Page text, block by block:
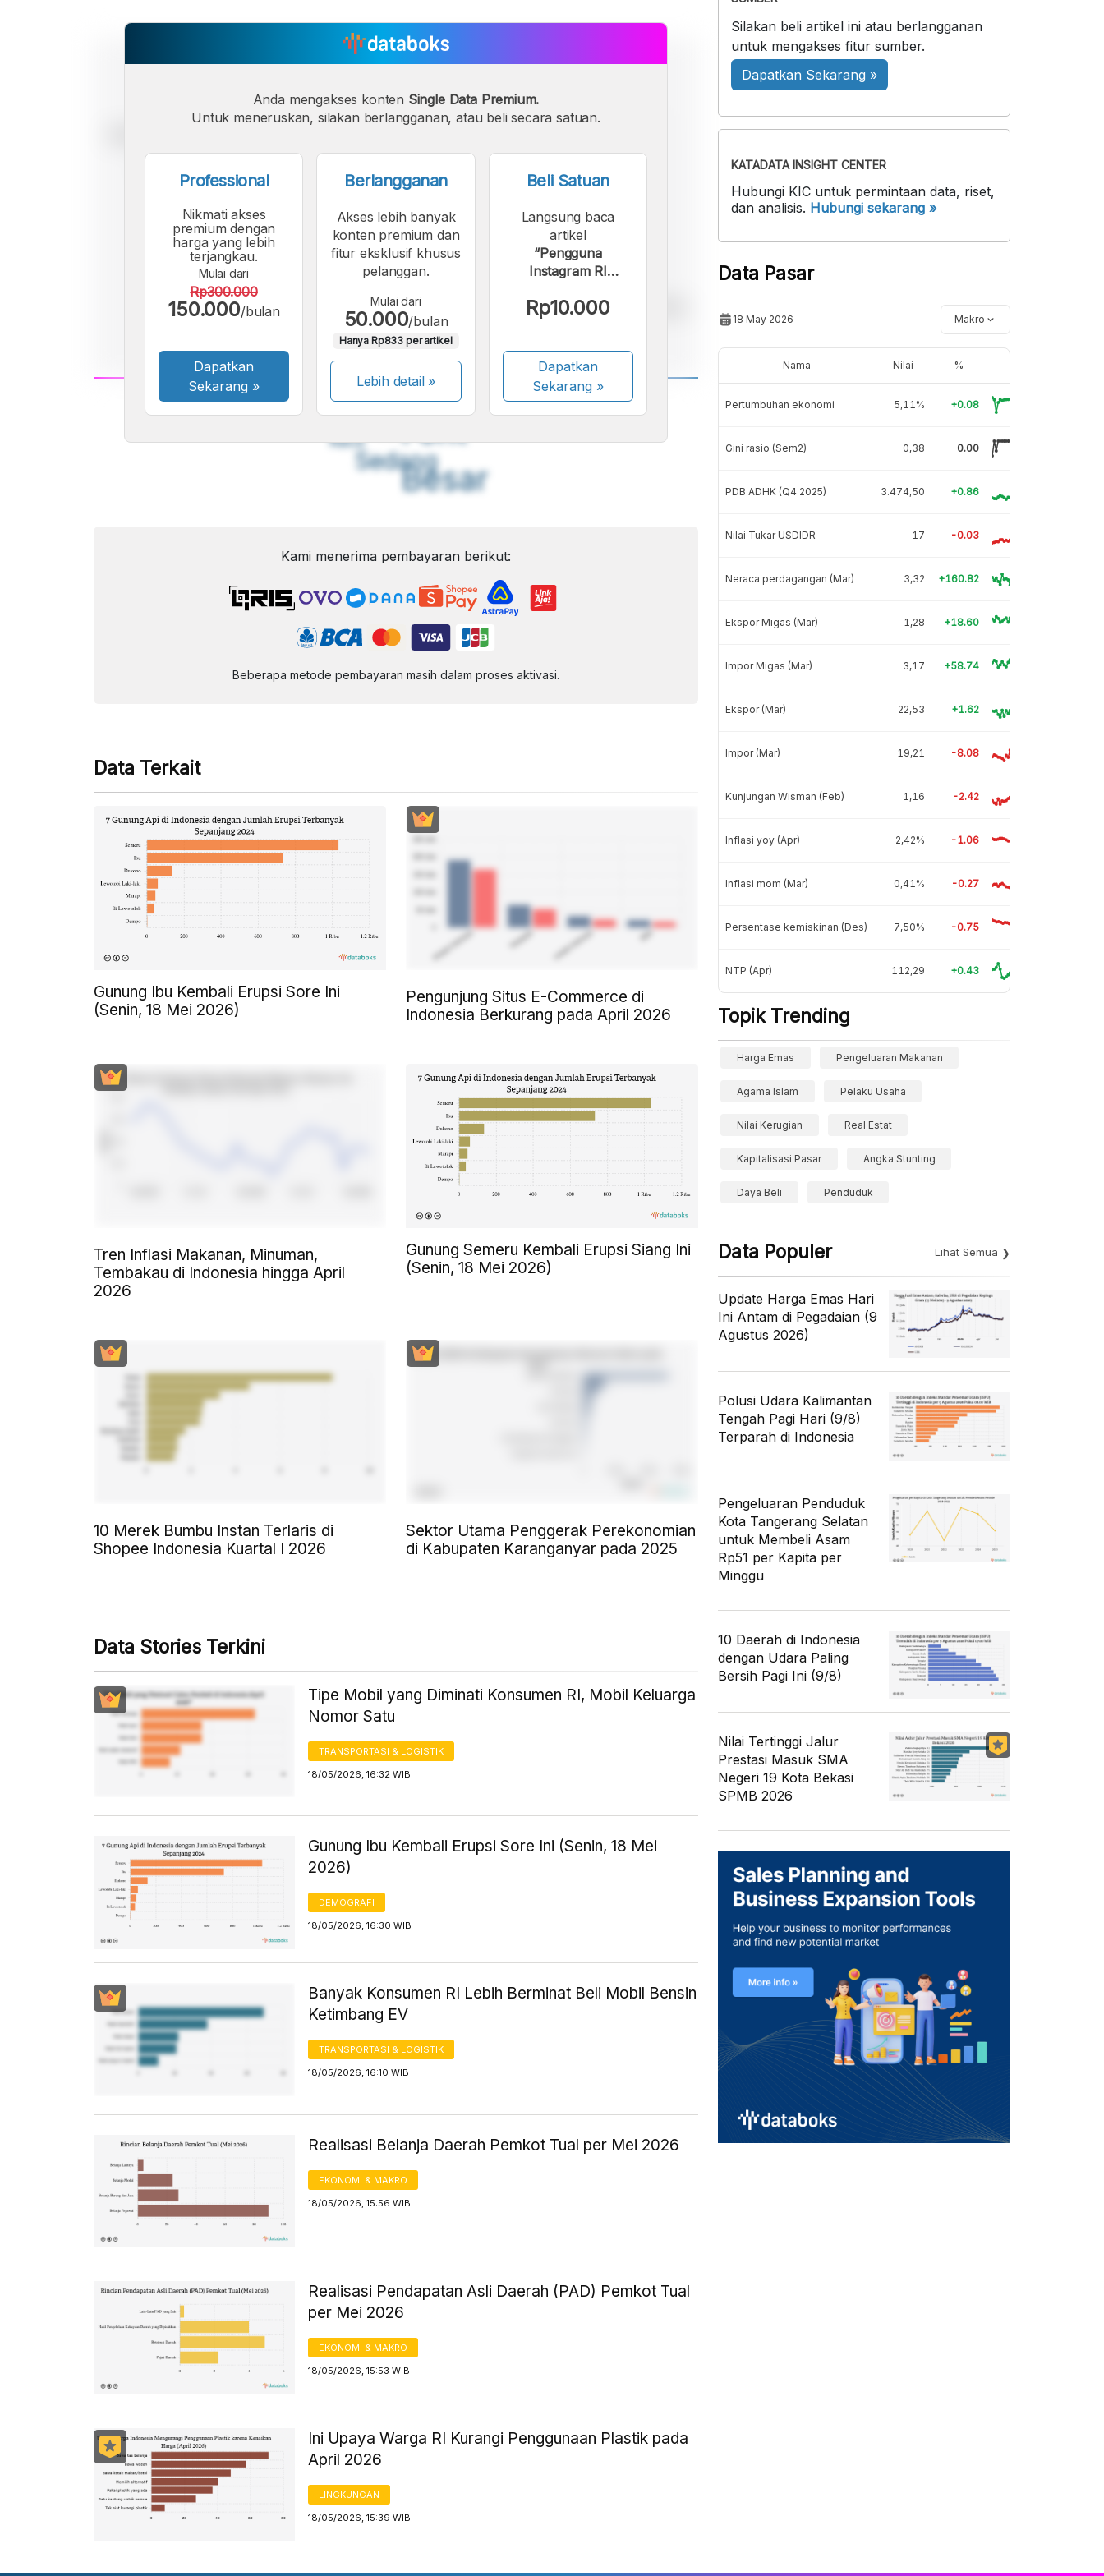
A
Font
Kecil
A
Sedang
A
Besar
Anda mengakses konten Single Data Premium.
Untuk meneruskan, silakan berlangganan, atau beli secara satuan.
Professional
Nikmati akses
premium dengan
harga yang lebih
terjangkau.
Mulai dari
Rp300.000
150.000/bulan
Dapatkan
Sekarang »
Berlangganan
Akses lebih banyak
konten premium dan
fitur eksklusif khusus
pelanggan.
Mulai dari
50.000/bulan
Hanya Rp833 per artikel
Lebih detail »
Beli Satuan
Langsung baca
artikel
“Pengguna
Instagram RI
Orang per April
Rp10.000
Dapatkan
Sekarang»
Kami menerima pembayaran berikut:
Beberapa metode pembayaran masih dalam proses aktivasi.
Data Terkait
Gunung Ibu Kembali Erupsi Sore Ini
(Senin, 18 Mei 2026)
Pengunjung Situs E-Commerce di
Indonesia Berkurang pada April 2026
Tren Inflasi Makanan, Minuman,
Tembakau di Indonesia hingga April
2026
Gunung Semeru Kembali Erupsi Siang Ini
(Senin, 18 Mei 2026)
10 Merek Bumbu Instan Terlaris di
Shopee Indonesia Kuartal I 2026
Sektor Utama Penggerak Perekonomian
di Kabupaten Karanganyar pada 2025
Data Stories Terkini
Tipe Mobil yang Diminati Konsumen RI, Mobil Keluarga
Nomor Satu
TRANSPORTASI & LOGISTIK
18/05/2026, 16:32 WIB
Gunung Ibu Kembali Erupsi Sore Ini (Senin, 18 Mei
2026)
DEMOGRAFI
18/05/2026, 16:30 WIB
Banyak Konsumen RI Lebih Berminat Beli Mobil Bensin
Ketimbang EV
TRANSPORTASI & LOGISTIK
18/05/2026, 16:10 WIB
Realisasi Belanja Daerah Pemkot Tual per Mei 2026
EKONOMI & MAKRO
18/05/2026, 15:56 WIB
Realisasi Pendapatan Asli Daerah (PAD) Pemkot Tual
per Mei 2026
EKONOMI & MAKRO
18/05/2026, 15:53 WIB
Ini Upaya Warga RI Kurangi Penggunaan Plastik pada
April 2026
LINGKUNGAN
18/05/2026, 15:39 WIB
Silakan beli artikel ini atau berlangganan
untuk mengakses fitur sumber.
Dapatkan Sekarang »
KATADATA INSIGHT CENTER
Hubungi KIC untuk permintaan data, riset,
dan analisis. Hubungi sekarang »
Data Pasar
18 May 2026 Makro
Nama Nilai %
Pertumbuhan ekonomi 5,11% +0.08
Gini rasio (Sem2) 0,38 0.00
PDB ADHK (Q4 2025) 3.474,50 +0.86
Nilai Tukar USDIDR 17 -0.03
Neraca perdagangan (Mar) 3,32 +160.82
Ekspor Migas (Mar) 1,28 +18.60
Impor Migas (Mar) 3,17 +58.74
Ekspor (Mar) 22,53 +1.62
Impor (Mar) 19,21 -8.08
Kunjungan Wisman (Feb) 1,16 -2.42
Inflasi yoy (Apr) 2,42% -1.06
Inflasi mom (Mar) 0,41% -0.27
Persentase kemiskinan (Des) 7,50% -0.75
NTP (Apr) 112,29 +0.43
Topik Trending
Harga Emas Pengeluaran Makanan
Agama Islam Pelaku Usaha
Nilai Kerugian Real Estat
Kapitalisasi Pasar Angka Stunting
Daya Beli Penduduk
Data Populer Lihat Semua
Update Harga Emas Hari
Ini Antam di Pegadaian (9
Agustus 2026)
Polusi Udara Kalimantan
Tengah Pagi Hari (9/8)
Terparah di Indonesia
Pengeluaran Penduduk
Kota Tangerang Selatan
untuk Membeli Asam
Rp51 per Kapita per
Minggu
10 Daerah di Indonesia
dengan Udara Paling
Bersih Pagi Ini (9/8)
Nilai Tertinggi Jalur
Prestasi Masuk SMA
Negeri 19 Kota Bekasi
SPMB 2026